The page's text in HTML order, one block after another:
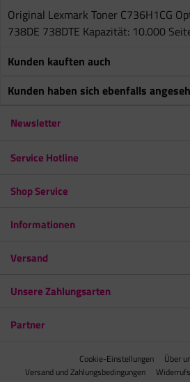
Original Lexmark Toner C736H1CG
738DE 738DTE Kapazität: 10.000
Kunden kauften auch
Kunden haben sich ebenfalls
Newsletter
Service Hotline
Shop Service
Informationen
Versand
Unsere Zahlungsarten
Partner
Cookie-Einstellungen Über
Versand und Zahlungsbedingungen